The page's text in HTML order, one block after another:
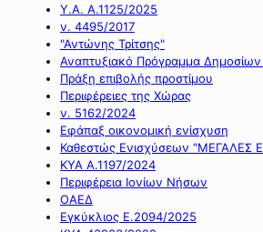
Υ.Α. Α.1125/2025
ν. 4495/2017
"Αντώνης Τρίτσης"
Αναπτυξιακό Πρόγραμμα
Πράξη επιβολής προστίμου
Περιφέρειες της Χώρας
ν. 5162/2024
Εφάπαξ οικονομική ενίσχυση
Καθεστώς Ενισχύσεων “ΜΕΓΑΛΕΣ
ΚΥΑ Α.1197/2024
Περιφέρεια Ιονίων Νήσων
ΟΑΕΔ
Εγκύκλιος Ε.2094/2025